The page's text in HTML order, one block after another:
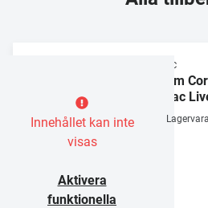
Innehållet kan inte
visas
Aktivera
funktionella
Dirac
Room
(Dirac
Lagervara